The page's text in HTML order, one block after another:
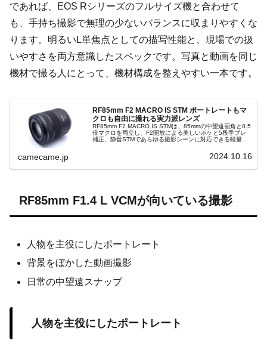
であれば、EOS Rシリーズのフルサイズ機と合わせて
も、手持ち撮影で無理の少ないバランスに収まりやすくな
ります。明るいL単焦点としての描写性能と、現場での扱
いやすさを両方意識したスペックです。写真と動画を同じ
機材で撮る人にとって、機材構成を整えやすい一本です。
RF85mm F2 MACRO IS STM ポートレートもマ
クロも自由に撮れる実力派レンズ
RF85mm F2 MACRO IS STMは、85mmの中望遠画角と0.5
倍マクロを両立し、F2開放による美しいボケと5段手ブレ
補正、静音STMであらゆる撮影シーンに対応できる軽量コ
camecame.jp 2024.10.16
RF85mm F1.4 L VCMが向いている撮影
人物を主役にしたポートレート
背景をぼかした動画撮影
日常の中望遠スナップ
人物を主役にしたポートレート